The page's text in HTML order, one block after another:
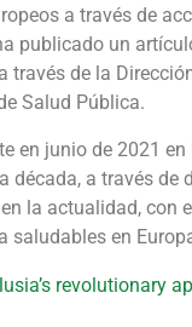
a través de
publicado un
de la
Salud Pública.
en junio de 2021
a través de
la actualidad,
saludables en
revolutionary